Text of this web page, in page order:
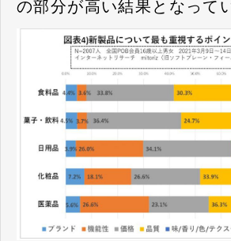
の部分が高い結果となって